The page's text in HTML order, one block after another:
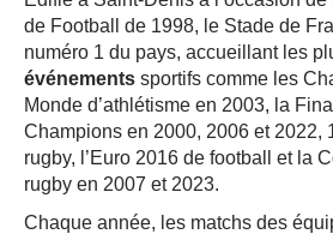
de Football de 1998, le Stade de
numéro 1 du pays, accueillant les
événements sportifs comme les
Monde d’athlétisme en 2003, la
Champions en 2000, 2006 et 2022,
rugby, l’Euro 2016 de football et la
rugby en 2007 et 2023.
Chaque année, les matchs des